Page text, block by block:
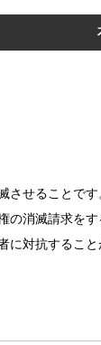
させることで
の消滅請求をす
に対抗するこ